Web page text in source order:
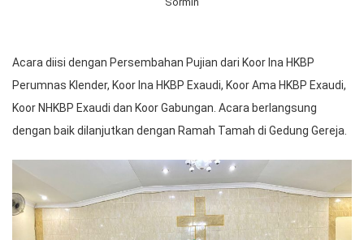
Acara diisi dengan Persembahan Pujian dari Koor Ina HKBP
Perumnas Klender, Koor Ina HKBP Exaudi, Koor Ama HKBP Exaudi,
Koor NHKBP Exaudi dan Koor Gabungan. Acara berlangsung
dengan baik dilanjutkan dengan Ramah Tamah di Gedung Gereja.